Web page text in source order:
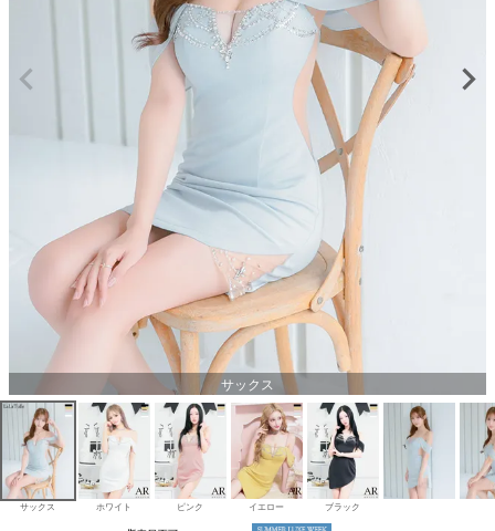
タイトロングドレス
サックス
サックス ホワイト ピンク イエロー ブラック